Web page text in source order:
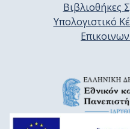
Βιβλιοθήκες
Υπολογιστικό